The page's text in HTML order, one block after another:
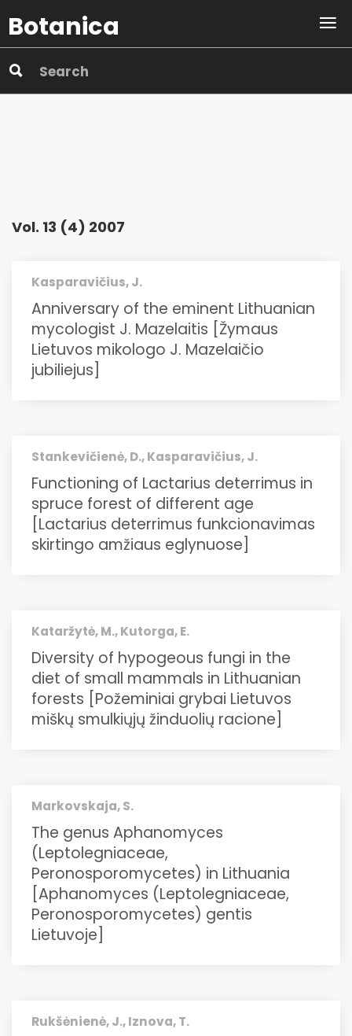
Botanica
Vol. 13 (4) 2007
Kasparavičius, J.
Anniversary of the eminent Lithuanian
mycologist J. Mazelaitis [Žymaus
Lietuvos mikologo J. Mazelaičio
jubiliejus]
Stankevičienė, D., Kasparavičius, J.
Functioning of Lactarius deterrimus in
spruce forest of different age
[Lactarius deterrimus funkcionavimas
skirtingo amžiaus eglynuose]
Kataržytė, M., Kutorga, E.
Diversity of hypogeous fungi in the
diet of small mammals in Lithuanian
forests [Požeminiai grybai Lietuvos
miškų smulkiųjų žinduolių racione]
Markovskaja, S.
The genus Aphanomyces
(Leptolegniaceae,
Peronosporomycetes) in Lithuania
[Aphanomyces (Leptolegniaceae,
Peronosporomycetes) gentis
Lietuvoje]
Rukšėnienė, J., Iznova, T.